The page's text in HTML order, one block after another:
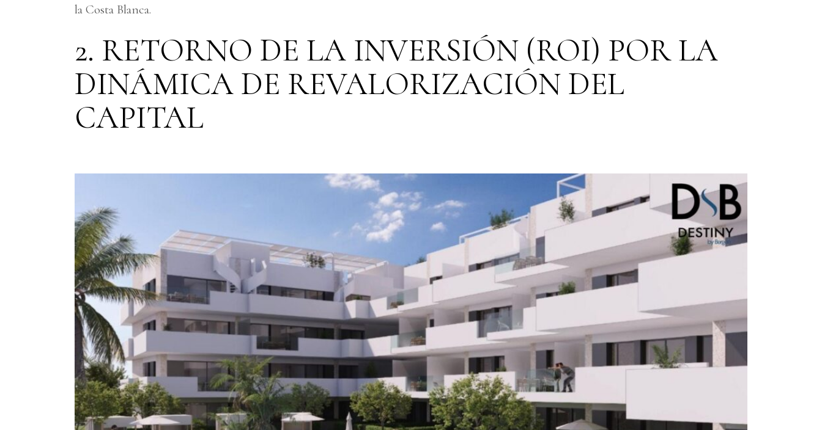
la Costa Blanca.
2. RETORNO DE LA INVERSIÓN (ROI) POR LA
DINÁMICA DE REVALORIZACIÓN DEL
CAPITAL